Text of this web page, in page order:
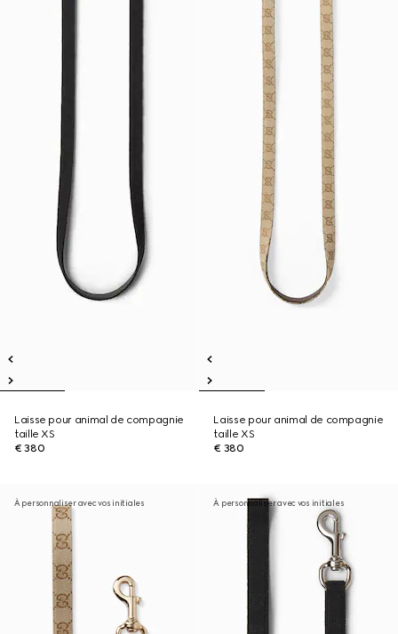
Laisse pour animal de compagnie
taille XS
€ 380
Laisse pour animal de compagnie
taille XS
€ 380
À personnaliser avec vos initiales À personnaliser avec vos initiales